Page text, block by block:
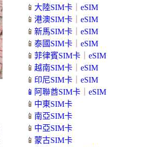
📱 大陸SIM卡｜ eSIM
📱 港澳SIM卡｜ eSIM
📱 新馬SIM卡｜ eSIM
📱 泰國SIM卡｜ eSIM
📱 菲律賓SIM卡｜ eSIM
📱 越南SIM卡｜ eSIM
📱 印尼SIM卡｜ eSIM
📱 阿聯酋SIM卡｜ eSIM
📱 中東SIM卡
📱 南亞SIM卡
📱 中亞SIM卡
📱 蒙古SIM卡